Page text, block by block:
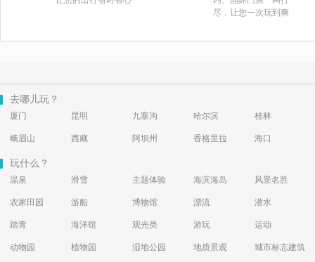
尽，让您一次玩到爽
去哪儿玩？
厦门 昆明 九寨沟 哈尔滨 桂林
峨眉山 西藏 阿坝州 香格里拉 海口
玩什么？
温泉 滑雪 主题体验 海滨海岛 风景名胜
农家田园 游船 博物馆 漂流 潜水
踏青 海洋馆 观光类 游玩 运动
动物园 植物园 湿地公园 地质景观 城市标志建筑